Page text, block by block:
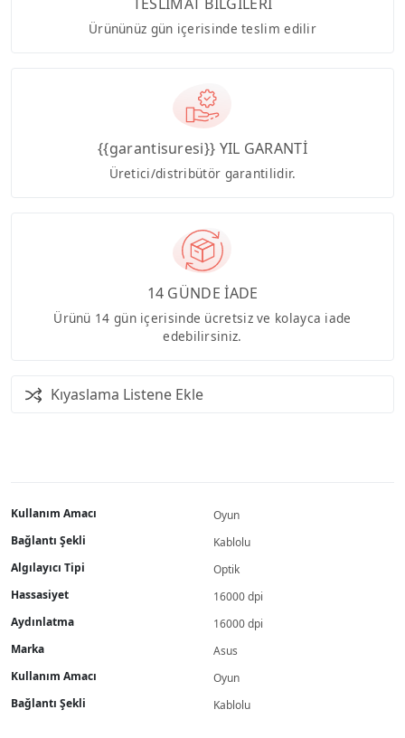
Ürününüz gün içerisinde teslim edilir
{{garantisuresi}} YIL GARANTİ
Üretici/distribütör garantilidir.
14 GÜNDE İADE
Ürünü 14 gün içerisinde ücretsiz ve kolayca iade
edebilirsiniz.
Kıyaslama Listene Ekle
Kullanım Amacı
Oyun
Bağlantı Şekli
Kablolu
Algılayıcı Tipi
Optik
Hassasiyet
16000 dpi
Aydınlatma
16000 dpi
Marka
Asus
Kullanım Amacı
Oyun
Bağlantı Şekli
Kablolu